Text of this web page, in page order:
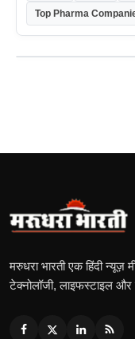
Top Pharma
मरुधरा भारती एक हिंदी न्यूज़
टेक्नोलॉजी, लाइफस्टाइल